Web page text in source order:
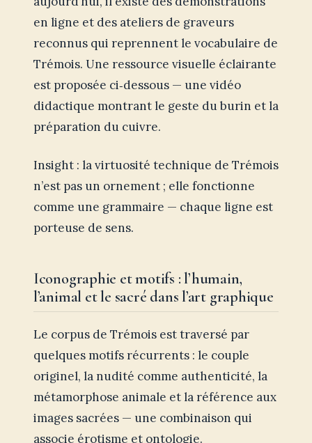
en ligne et des ateliers de graveurs
reconnus qui reprennent le vocabulaire de
Trémois. Une ressource visuelle éclairante
est proposée ci‑dessous — une vidéo
didactique montrant le geste du burin et la
préparation du cuivre.
Insight : la virtuosité technique de Trémois
n’est pas un ornement ; elle fonctionne
comme une grammaire — chaque ligne est
porteuse de sens.
Iconographie et motifs : l’humain,
l’animal et le sacré dans l’art graphique
Le corpus de Trémois est traversé par
quelques motifs récurrents : le couple
originel, la nudité comme authenticité, la
métamorphose animale et la référence aux
images sacrées — une combinaison qui
associe érotisme et ontologie.